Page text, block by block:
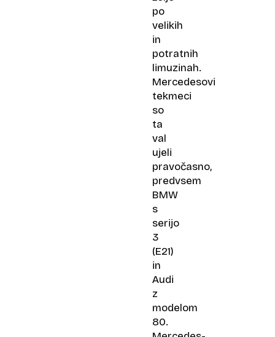
po
velikih
in
potratnih
limuzinah.
Mercedesovi
tekmeci
so
ta
val
ujeli
pravočasno,
predvsem
BMW
s
serijo
3
(E21)
in
Audi
z
modelom
80.